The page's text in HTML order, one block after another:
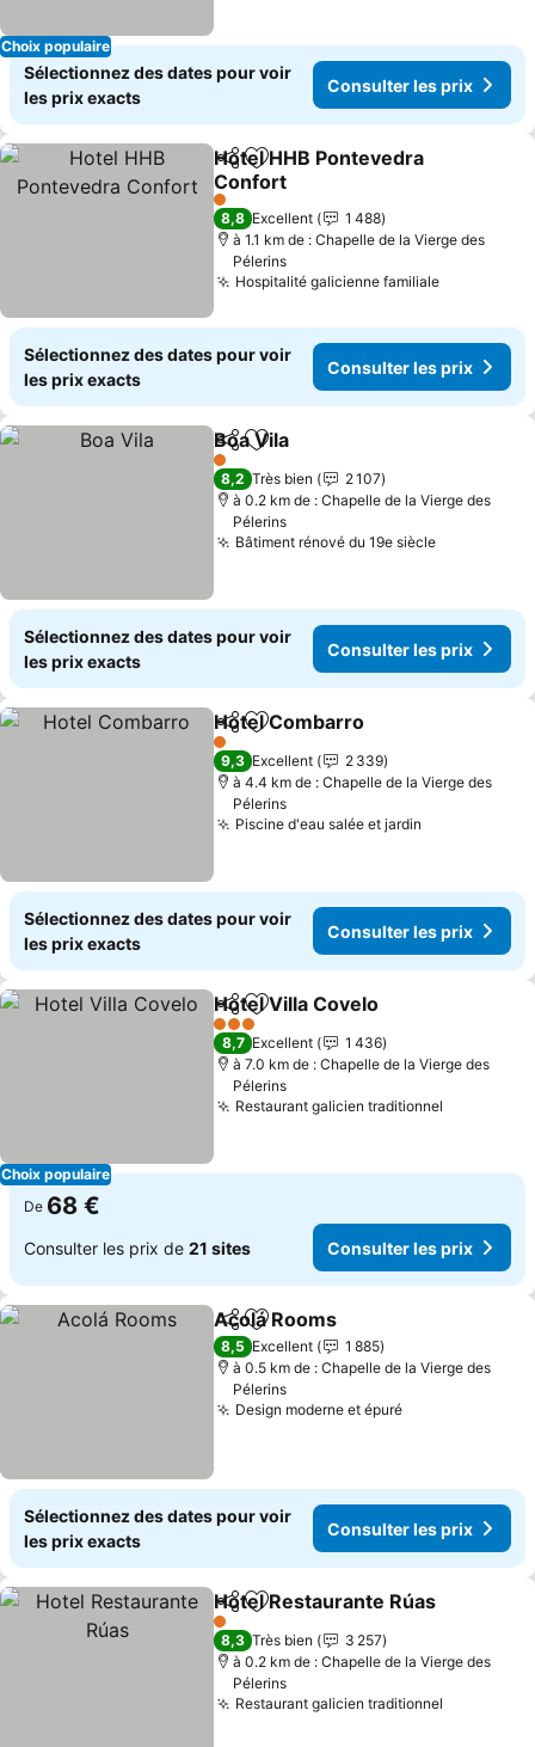
Choix populaire
Sélectionnez des dates pour voir
les prix exacts
Consulter les prix
PartagerAjouter à mes favoris
Hotel HHB Pontevedra
Confort
1 Étoiles
8,8 Excellent
1 488
à 1.1 km de : Chapelle de la Vierge des
Pélerins
Hospitalité galicienne familiale
Sélectionnez des dates pour voir
les prix exacts
Consulter les prix
PartagerAjouter à mes favoris
Boa Vila
1 Étoiles
8,2 Très bien
2 107
à 0.2 km de : Chapelle de la Vierge des
Pélerins
Bâtiment rénové du 19e siècle
Sélectionnez des dates pour voir
les prix exacts
Consulter les prix
PartagerAjouter à mes favoris
Hotel Combarro
1 Étoiles
9,3 Excellent
2 339
à 4.4 km de : Chapelle de la Vierge des
Pélerins
Piscine d'eau salée et jardin
Sélectionnez des dates pour voir
les prix exacts
Consulter les prix
Choix populaire
PartagerAjouter à mes favoris
Hotel Villa Covelo
3 Étoiles
8,7 Excellent
1 436
à 7.0 km de : Chapelle de la Vierge des
Pélerins
Restaurant galicien traditionnel
De 68 €
Consulter les prix de 21 sites Consulter les prix
PartagerAjouter à mes favoris
Acolá Rooms
8,5 Excellent
1 885
à 0.5 km de : Chapelle de la Vierge des
Pélerins
Design moderne et épuré
Sélectionnez des dates pour voir
les prix exacts
Consulter les prix
PartagerAjouter à mes favoris
Hotel Restaurante Rúas
1 Étoiles
8,3 Très bien
3 257
à 0.2 km de : Chapelle de la Vierge des
Pélerins
Restaurant galicien traditionnel